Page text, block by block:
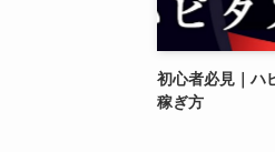
初心者必見｜ハ
稼ぎ方